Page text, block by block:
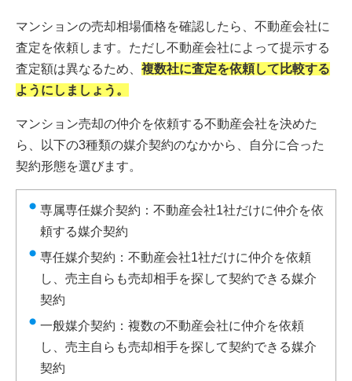
マンションの売却相場価格を確認したら、不動産会社に
査定を依頼します。ただし不動産会社によって提示する
査定額は異なるため、 複数社に査定を依頼して比較する
ようにしましょう。
マンション売却の仲介を依頼する不動産会社を決めた
ら、以下の3種類の媒介契約のなかから、自分に合った
契約形態を選びます。
専属専任媒介契約：不動産会社1社だけに仲介を依
頼する媒介契約
専任媒介契約：不動産会社1社だけに仲介を依頼
し、売主自らも売却相手を探して契約できる媒介
契約
一般媒介契約：複数の不動産会社に仲介を依頼
し、売主自らも売却相手を探して契約できる媒介
契約